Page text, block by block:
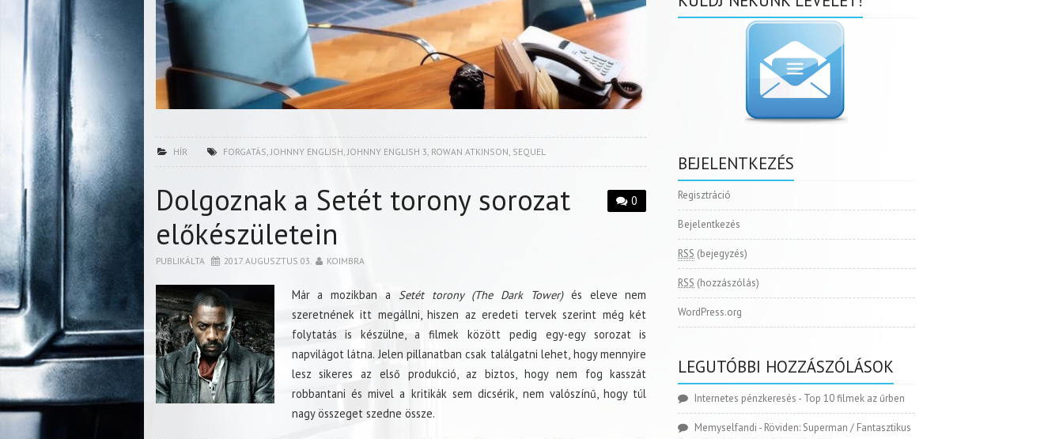
HÍR FORGATÁS,JOHNNY ENGLISH,JOHNNY ENGLISH 3, ROWAN ATKINSON, SEQUEL
0
Dolgoznak a Setét torony sorozat
előkészületein
PUBLIKÁLTA 2017. AUGUSZTUS 03. KOIMBRA
Már a mozikban a Setét torony (The Dark Tower)és eleve nem
szeretnének itt megállni, hiszen az eredeti tervek szerint még két
folytatás is készülne, a filmek között pedig egy-egy sorozat is
napvilágot látna. Jelen pillanatban csak találgatni lehet, hogy mennyire
lesz sikeres az első produkció, az biztos, hogy nem fog kasszát
robbantani és mivel a kritikák sem dicsérik, nem valószínű, hogy túl
nagy összeget szedne össze.
BEJELENTKEZÉS
Regisztráció
Bejelentkezés
RSS (bejegyzés)
RSS (hozzászólás)
WordPress.org
LEGUTÓBBI HOZZÁSZÓLÁSOK
Internetes pénzkeresés - Top 10 filmek az űrben
Memyselfandi - Röviden: Superman / Fantasztikus